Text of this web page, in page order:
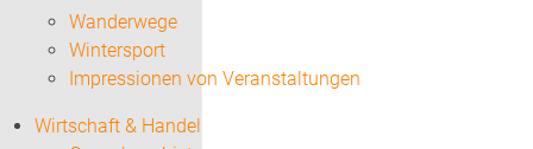
Wanderwege
Wintersport
Impressionen von Veranstaltungen
Wirtschaft & Handel